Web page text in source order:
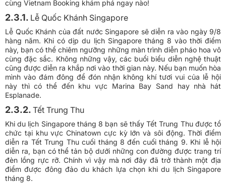
cùng Vietnam Booking khám phá ngay nào!
2.3.1. Lễ Quốc Khánh Singapore
Lễ Quốc Khánh của đất nước Singapore sẽ diễn ra vào ngày 9/8
hàng năm. Khi có dịp du lịch Singapore tháng 8 vào thời điểm
này, bạn có thể chiêm ngưỡng những màn trình diễn pháo hoa vô
cùng đặc sắc. Không những vậy, các buổi biểu diễn nghệ thuật
cũng được diễn ra khắp nơi vào thời gian này. Nếu bạn muốn hòa
mình vào đám đông để đón nhận không khí tươi vui của lễ hội
này thì có thể đến khu vực Marina Bay Sand hay nhà hát
Esplanade.
2.3.2. Tết Trung Thu
Khi du lịch Singapore tháng 8 bạn sẽ thấy Tết Trung Thu được tổ
chức tại khu vực Chinatown cực kỳ lớn và sôi động. Thời điểm
diễn ra Tết Trung Thu cuối tháng 8 đến cuối tháng 9. Khi lễ hội
diễn ra, bạn có thể tản bộ dưới những con đường được trang trí
đèn lồng rực rỡ. Chính vì vậy mà nơi đây đã trở thành một địa
điểm được đông đảo du khách lựa chọn khi du lịch Singapore
tháng 8.